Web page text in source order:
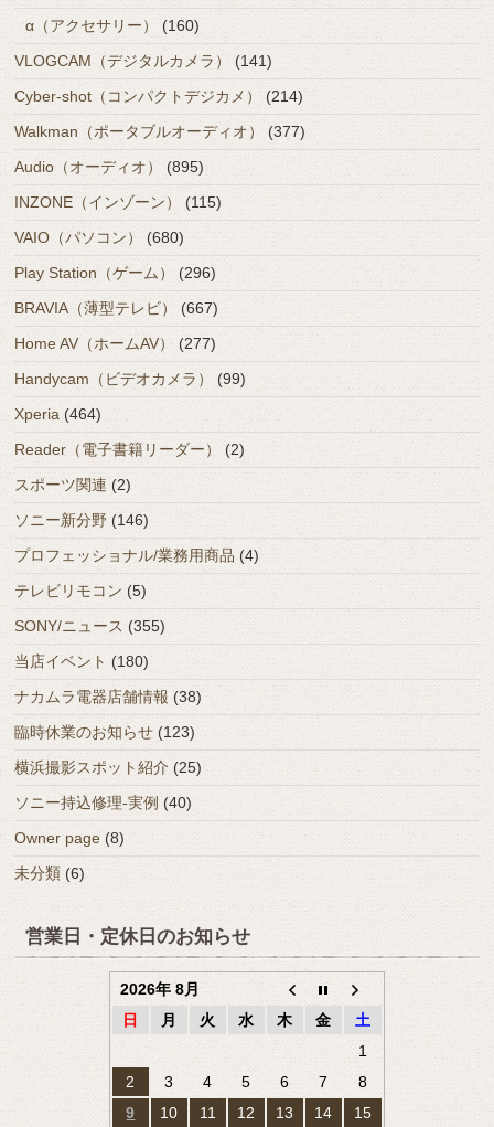
α（アクセサリー）
(160)
VLOGCAM（デジタルカメラ）
(141)
Cyber-shot（コンパクトデジカメ）
(214)
Walkman（ポータブルオーディオ）
(377)
Audio（オーディオ）
(895)
INZONE（インゾーン）
(115)
VAIO（パソコン）
(680)
Play Station（ゲーム）
(296)
BRAVIA（薄型テレビ）
(667)
Home AV（ホームAV） (277)
Handycam（ビデオカメラ）
(99)
Xperia (464)
Reader（電子書籍リーダー）
(2)
スポーツ関連 (2)
ソニー新分野 (146)
プロフェッショナル/業務用商品 (4)
テレビリモコン (5)
SONY/ニュース (355)
当店イベント (180)
ナカムラ電器店舗情報 (38)
臨時休業のお知らせ (123)
横浜撮影スポット紹介 (25)
ソニー持込修理-実例 (40)
Owner page (8)
未分類 (6)
営業日・定休日のお知らせ
2026年 8月
日
月 火 水 木 金
土
1
2
3 4 5 6 7
8
9
10 11 12 13 14
15